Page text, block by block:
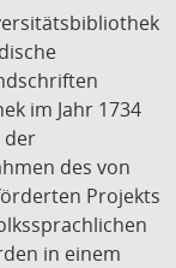
im Jahr 1734
der
des von
Projekts
in einem